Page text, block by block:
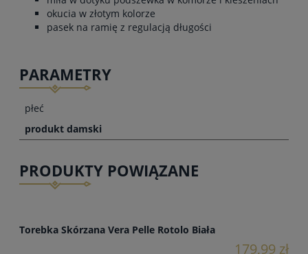
okucia w złotym kolorze
pasek na ramię z regulacją długości
PARAMETRY
płeć
produkt damski
PRODUKTY POWIĄZANE
Torebka Skórzana Vera Pelle Rotolo Biała
179,99 zł